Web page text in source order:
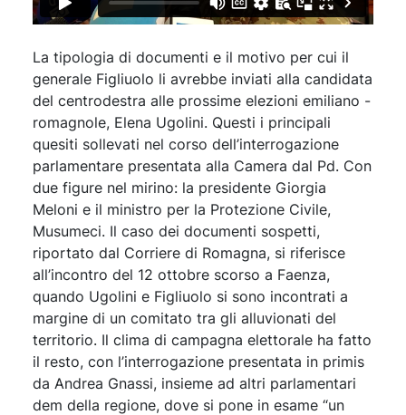
La tipologia di documenti e il motivo per cui il
generale Figliuolo li avrebbe inviati alla candidata
del centrodestra alle prossime elezioni emiliano -
romagnole, Elena Ugolini. Questi i principali
quesiti sollevati nel corso dell’interrogazione
parlamentare presentata alla Camera dal Pd. Con
due figure nel mirino: la presidente Giorgia
Meloni e il ministro per la Protezione Civile,
Musumeci. Il caso dei documenti sospetti,
riportato dal Corriere di Romagna, si riferisce
all’incontro del 12 ottobre scorso a Faenza,
quando Ugolini e Figliuolo si sono incontrati a
margine di un comitato tra gli alluvionati del
territorio. Il clima di campagna elettorale ha fatto
il resto, con l’interrogazione presentata in primis
da Andrea Gnassi, insieme ad altri parlamentari
dem della regione, dove si pone in esame “un